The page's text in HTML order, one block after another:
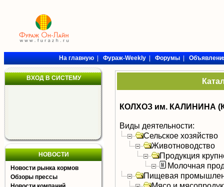
На главную|Фураж-Weekly|Форумы|
ВХОД В СИСТЕМУ
НОВОСТИ
Новости рынка кормов
Обзоры прессы
КОЛХОЗ им. КАЛИНИНА
Виды деятельности:
Сельское хозяйство
Животноводство
Продукция
Молочная
Пищевая